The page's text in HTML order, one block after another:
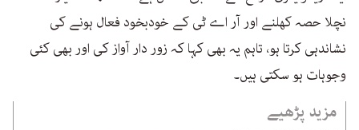
نچلا حصہ کھلنے اور آر اے ٹی کے خودبخود فعال ہونے کی
نشاندہی کرتا ہو، تاہم یہ بھی کہا کہ زور دار آواز کی اور بھی کئی
وجوہات ہو سکتی ہیں۔
مزید پڑھیے